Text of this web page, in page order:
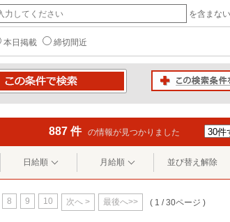
を含まない
本日掲載 締切間近
887 件 の情報が見つかりました
日給順 月給順 並び替え解除
8 9 10 次へ > 最後へ>> ( 1 / 30ページ )